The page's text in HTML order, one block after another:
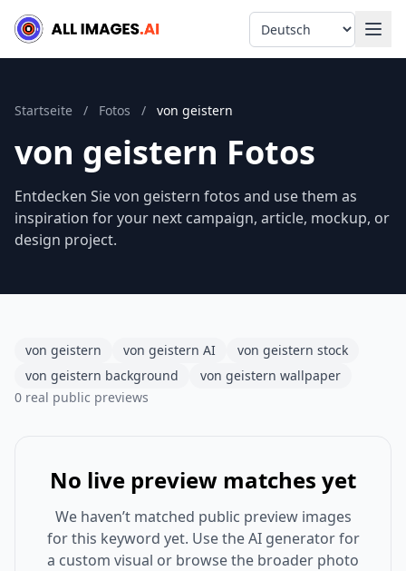
Language
Startseite / Fotos / von geistern
von geistern Fotos
Entdecken Sie von geistern fotos and use them as
inspiration for your next campaign, article, mockup, or
design project.
von geistern von geistern AI
von geistern stock
von geistern background
von geistern wallpaper
0 real public previews
No live preview matches yet
We haven’t matched public preview images
for this keyword yet. Use the AI generator for
a custom visual or browse the broader photo